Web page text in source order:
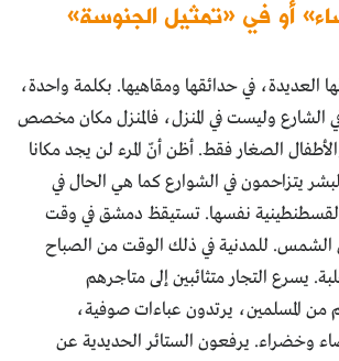
أو في «تمثيل الجنوسة»
العديدة، في حدائقها ومقاهيها. بكلمة واحدة،
الشارع وليست في المنزل، فالمنزل مكان مخصص
الصغار فقط. أظن أنّ المرء لن يجد مكانا
يتزاحمون في الشوارع كما هي الحال في
نفسها. تستيقظ دمشق في وقت
للمدنية في ذلك الوقت من الصباح
يسرع التجار متثائبين إلى متاجرهم
المسلمين، يرتدون عباءات صوفية،
وخضراء. يرفعون الستائر الحديدية عن